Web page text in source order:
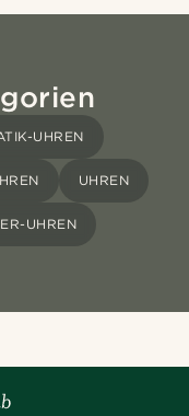
UHREN
UHREN
UHREN